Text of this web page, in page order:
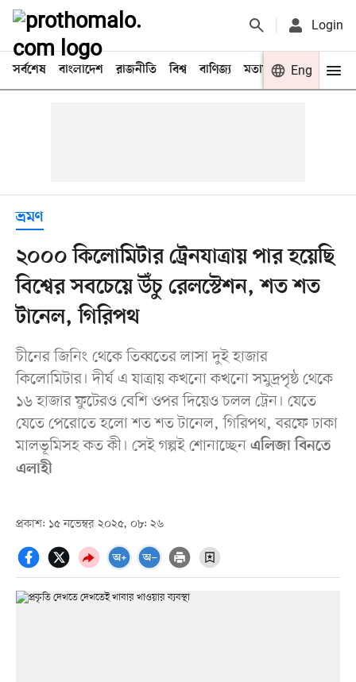
Login
সর্বশেষ বাংলাদেশ রাজনীতি বিশ্ব বাণিজ্য মতামত খেলা
Eng
ভ্রমণ
২০০০ কিলোমিটার ট্রেনযাত্রায় পার হয়েছি
বিশ্বের সবচেয়ে উঁচু রেলস্টেশন, শত শত
টানেল, গিরিপথ
চীনের জিনিং থেকে তিব্বতের লাসা দুই হাজার
কিলোমিটার। দীর্ঘ এ যাত্রায় কখনো কখনো সমুদ্রপৃষ্ঠ থেকে
১৬ হাজার ফুটেরও বেশি ওপর দিয়েও চলল ট্রেন। যেতে
যেতে পেরোতে হলো শত শত টানেল, গিরিপথ, বরফে ঢাকা
মালভূমিসহ কত কী। সেই গল্পই শোনাচ্ছেন এলিজা বিনতে
এলাহী
প্রকাশ: ১৫ নভেম্বর ২০২৫, ০৮: ২৬